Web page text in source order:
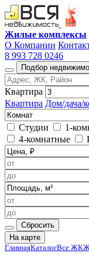
Жилые комплексы
О Компании
8 993 728 0246
Подбор
Квартира
Квартира Дом/дача/
Студии 1-
4-комнатные
Сбросить
На карте